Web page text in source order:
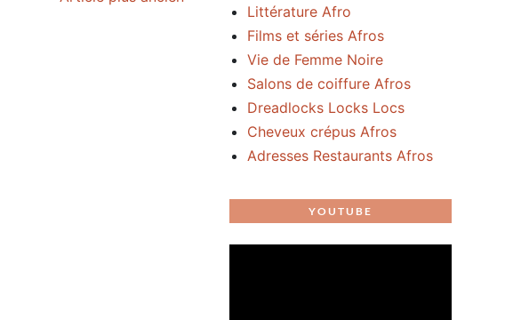
Littérature Afro
Films et séries Afros
Vie de Femme Noire
Salons de coiffure Afros
Dreadlocks Locks Locs
Cheveux crépus Afros
Adresses Restaurants Afros
YOUTUBE